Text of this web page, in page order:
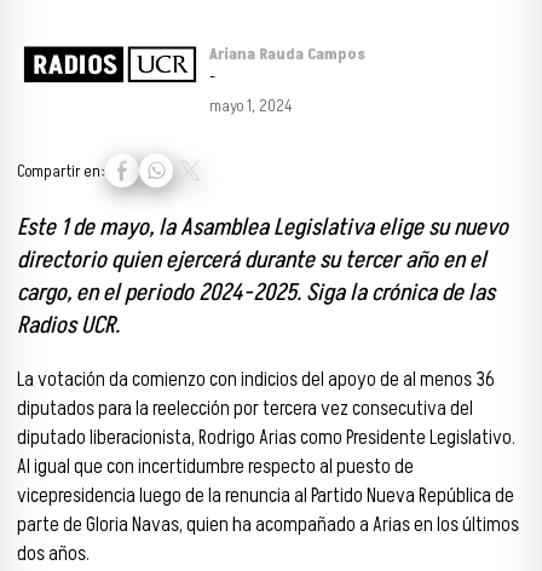
Ariana Rauda Campos
-
mayo 1, 2024
Compartir en:
Este 1 de mayo, la Asamblea Legislativa elige su nuevo
directorio quien ejercerá durante su tercer año en el
cargo, en el periodo 2024-2025. Siga la crónica de las
Radios UCR.
La votación da comienzo con indicios del apoyo de al menos 36
diputados para la reelección por tercera vez consecutiva del
diputado liberacionista, Rodrigo Arias como Presidente Legislativo.
Al igual que con incertidumbre respecto al puesto de
vicepresidencia luego de la renuncia al Partido Nueva República de
parte de Gloria Navas, quien ha acompañado a Arias en los últimos
dos años.